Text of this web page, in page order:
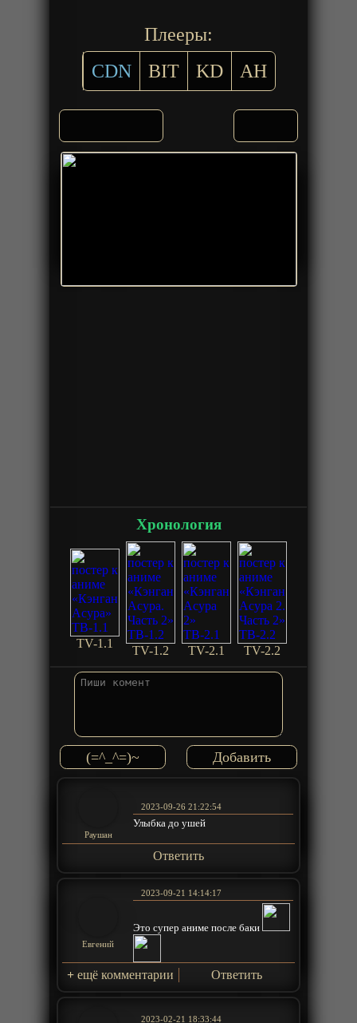
Плееры:
CDN
BIT KD AH
Хронология
TV-1.1
TV-1.2 TV-2.1 TV-2.2
(=^_^=)~
Раушан
2023-09-26 21:22:54
Улыбка до ушей
Ответить
Евгений
2023-09-21 14:14:17
Это супер аниме после баки
+ ещё комментарии Ответить
2023-02-21 18:33:44